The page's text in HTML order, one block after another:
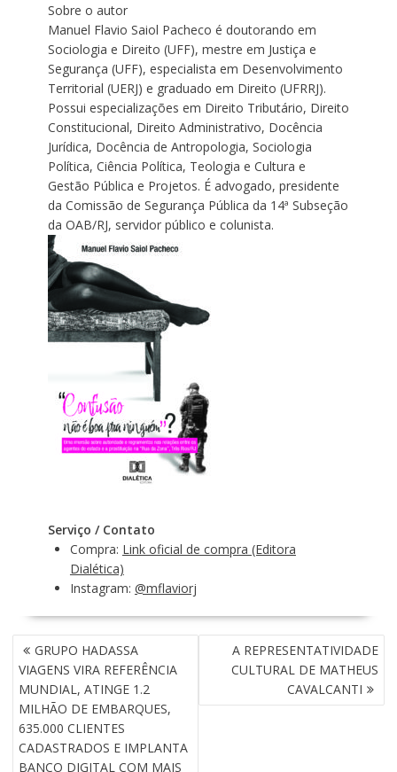
Sobre o autor
Manuel Flavio Saiol Pacheco é doutorando em
Sociologia e Direito (UFF), mestre em Justiça e
Segurança (UFF), especialista em Desenvolvimento
Territorial (UERJ) e graduado em Direito (UFRRJ).
Possui especializações em Direito Tributário, Direito
Constitucional, Direito Administrativo, Docência
Jurídica, Docência de Antropologia, Sociologia
Política, Ciência Política, Teologia e Cultura e
Gestão Pública e Projetos. É advogado, presidente
da Comissão de Segurança Pública da 14ª Subseção
da OAB/RJ, servidor público e colunista.
Serviço / Contato
Compra: Link oficial de compra (Editora
Dialética)
Instagram: @mflaviorj
N
A
V
G
A
Ç
GRUPO HADASSA
VIAGENS VIRA REFERÊNCIA
MUNDIAL, ATINGE 1.2
MILHÃO DE EMBARQUES,
635.000 CLIENTES
CADASTRADOS E IMPLANTA
BANCO DIGITAL COM MAIS
A REPRESENTATIVIDADE
CULTURAL DE MATHEUS
CAVALCANTI